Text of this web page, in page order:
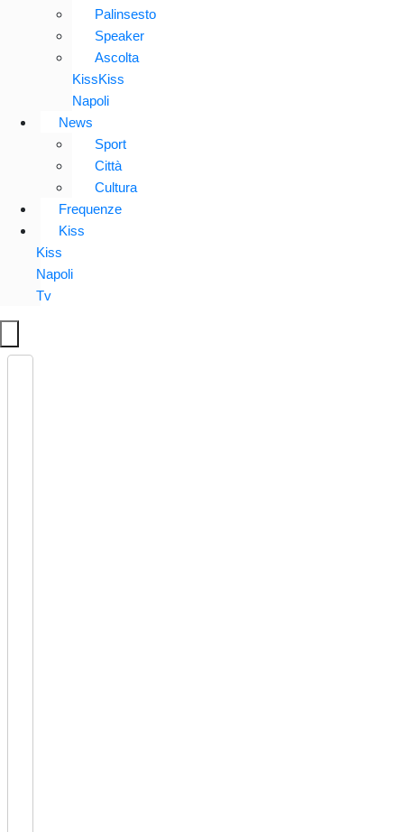
Palinsesto
Speaker
Ascolta
KissKiss
Napoli
News
Sport
Città
Cultura
Frequenze
Kiss
Kiss
Napoli
Tv